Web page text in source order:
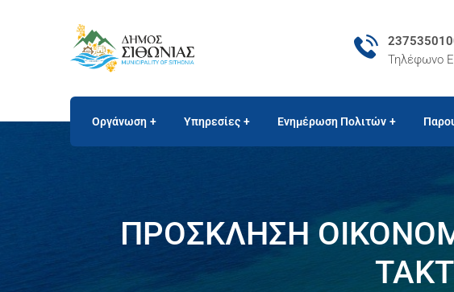
Τηλέφωνο
Οργάνωση Υπηρεσίες Ενημέρωση Πολιτών
ΠΡΟΣΚΛΗΣΗ